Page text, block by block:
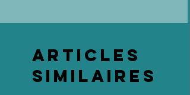
Articles
similaires